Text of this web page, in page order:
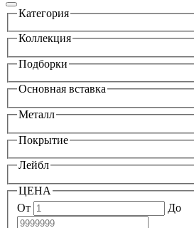
Категория
Коллекция
Подборки
Основная вставка
Металл
Покрытие
Лейбл
ЦЕНА
От
До